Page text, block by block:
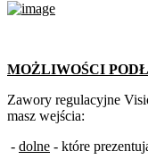
MOŻLIWOŚCI
Zawory regulacyjne
masz wejścia:
- dolne - które